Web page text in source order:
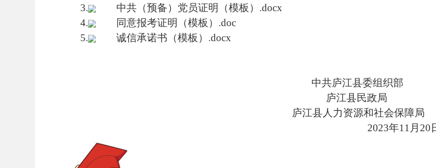
3.
中共（预备）党员证明（模板）.docx
4.
同意报考证明（模板）.doc
5.
诚信承诺书（模板）.docx
中共庐江县委组织
庐江县民政
庐江县人力资源和社会保障
2023年11月 20